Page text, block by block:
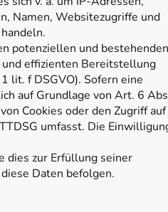
Namen, Websitezugriffe und
potenziellen und bestehenden
effizienten Bereitstellung
lit. f DSGVO). Sofern eine
auf Grundlage von Art. 6
Cookies oder den Zugriff auf
umfasst. Die
dies zur Erfüllung seiner
Daten befolgen.